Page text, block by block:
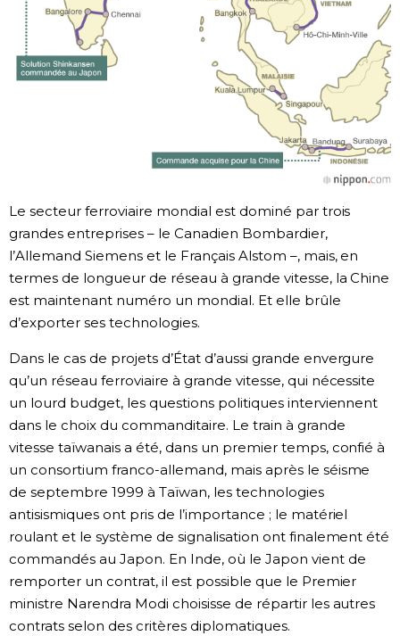
Le secteur ferroviaire mondial est dominé par trois
grandes entreprises – le Canadien Bombardier,
l’Allemand Siemens et le Français Alstom –, mais, en
termes de longueur de réseau à grande vitesse, la Chine
est maintenant numéro un mondial. Et elle brûle
d’exporter ses technologies.
Dans le cas de projets d’État d’aussi grande envergure
qu’un réseau ferroviaire à grande vitesse, qui nécessite
un lourd budget, les questions politiques interviennent
dans le choix du commanditaire. Le train à grande
vitesse taïwanais a été, dans un premier temps, confié à
un consortium franco-allemand, mais après le séisme
de septembre 1999 à Taïwan, les technologies
antisismiques ont pris de l’importance ; le matériel
roulant et le système de signalisation ont finalement été
commandés au Japon. En Inde, où le Japon vient de
remporter un contrat, il est possible que le Premier
ministre Narendra Modi choisisse de répartir les autres
contrats selon des critères diplomatiques.